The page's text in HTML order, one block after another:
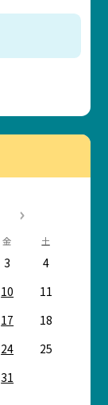
金 土
3
4
10
11
17
18
24
25
31